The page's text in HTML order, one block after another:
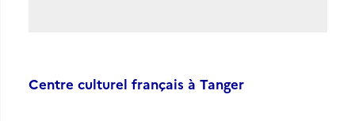
Centre culturel français à Tanger